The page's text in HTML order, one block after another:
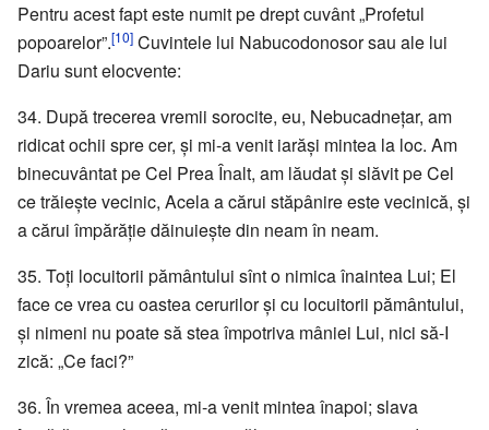
Pentru acest fapt este numit pe drept cuvânt „Profetul
popoarelor”.[10] Cuvintele lui Nabucodonosor sau ale lui
Dariu sunt elocvente:
34. După trecerea vremii sorocite, eu, Nebucadnețar, am
ridicat ochii spre cer, și mi-a venit iarăși mintea la loc. Am
binecuvântat pe Cel Prea Înalt, am lăudat și slăvit pe Cel
ce trăiește vecinic, Acela a cărui stăpânire este vecinică, și
a cărui împărăție dăinuiește din neam în neam.
35. Toți locuitorii pământului sînt o nimica înaintea Lui; El
face ce vrea cu oastea cerurilor și cu locuitorii pământului,
și nimeni nu poate să stea împotriva mâniei Lui, nici să-I
zică: „Ce faci?”
36. În vremea aceea, mi-a venit mintea înapoi; slava